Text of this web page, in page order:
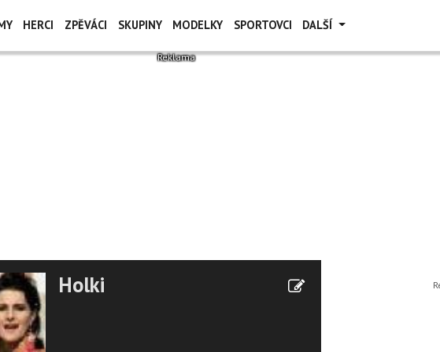
HERCI ZPĚVÁCI SKUPINY MODELKY SPORTOVCI DALŠÍ
Holki